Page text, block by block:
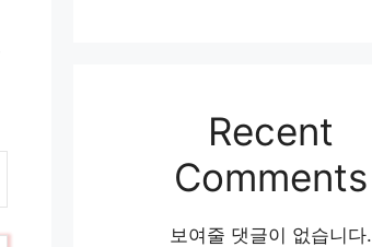
Recent
Comments
보여줄 댓글이 없습니다.